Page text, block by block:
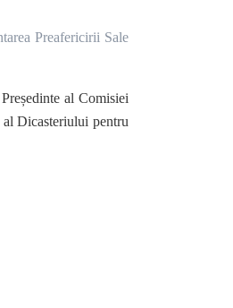
Preafericirii Sale
al Comisiei
Dicasteriului pentru